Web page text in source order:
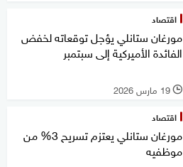
اقتصاد
مورغان ستانلي يؤجل توقعاته لخفض
الفائدة الأميركية إلى سبتمبر
l 19 مارس 2026
اقتصاد
مورغان ستانلي يعتزم تسريح 3% من
موظفيه